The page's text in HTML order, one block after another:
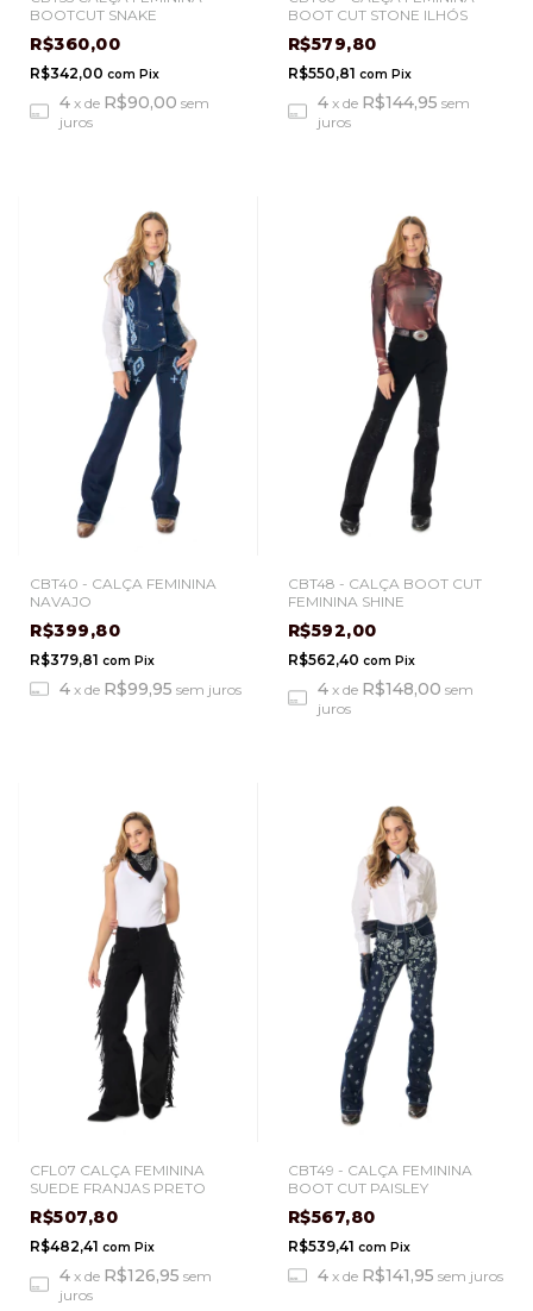
BOOTCUT SNAKE
R$360,00
R$342,00 com Pix
4 x de R$90,00 sem
juros
BOOT CUT STONE ILHÓS
R$579,80
R$550,81 com Pix
4 x de R$144,95 sem
juros
CBT40 - CALÇA FEMININA
NAVAJO
R$399,80
R$379,81 com Pix
4 x de R$99,95 sem juros
CBT48 - CALÇA BOOT CUT
FEMININA SHINE
R$592,00
R$562,40 com Pix
4 x de R$148,00 sem
juros
CFL07 CALÇA FEMININA
SUEDE FRANJAS PRETO
R$507,80
R$482,41 com Pix
4 x de R$126,95 sem
juros
CBT49 - CALÇA FEMININA
BOOT CUT PAISLEY
R$567,80
R$539,41 com Pix
4 x de R$141,95 sem juros